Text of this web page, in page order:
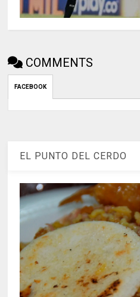
COMMENTS
FACEBOOK
EL PUNTO DEL CERDO